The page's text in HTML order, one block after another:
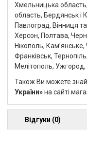
Хмельницька область,
область, Бердянськ і
Павлоград, Вінниця
Херсон, Полтава,
Нікополь,
Франківськ,
Мелітополь,
Також Ви можете
України»на сайті
Відгуки (0)